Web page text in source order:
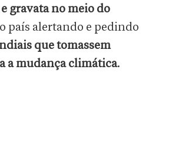
gravata no meio do
país alertando e pedindo
que tomassem
a mudança climática.